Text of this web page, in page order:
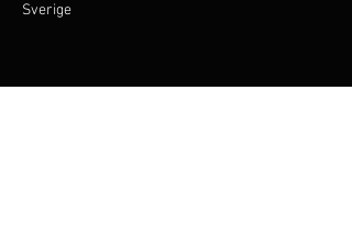
Sverige